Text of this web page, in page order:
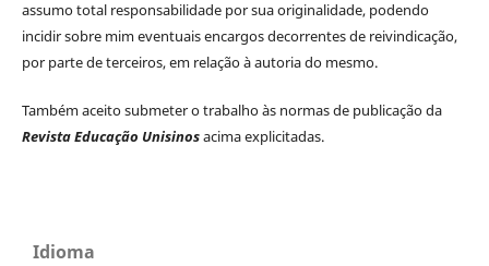
assumo total responsabilidade por sua originalidade, podendo
incidir sobre mim eventuais encargos decorrentes de reivindicação,
por parte de terceiros, em relação à autoria do mesmo.
Também aceito submeter o trabalho às normas de publicação da
Revista Educação Unisinosacima explicitadas.
Idioma